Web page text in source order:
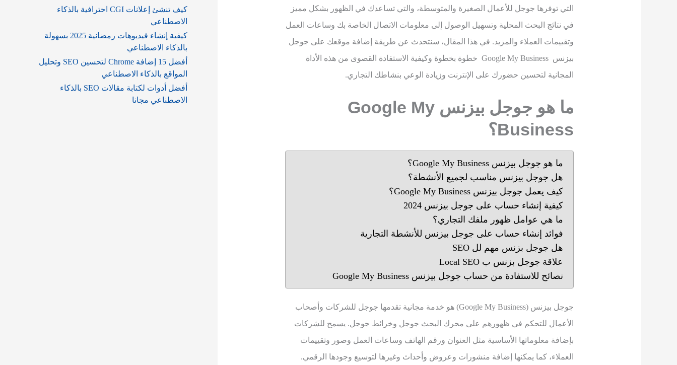
التي توفرها جوجل للأعمال الصغيرة والمتوسطة، والتي تساعدك في الظهور بشكل مميز
في نتائج البحث المحلية وتسهيل الوصول إلى معلومات الاتصال الخاصة بك وساعات العمل
وتقييمات العملاء والمزيد. في هذا المقال، سنتحدث عن طريقة إضافة موقعك على جوجل
بيزنس Google My Business خطوة بخطوة وكيفية الاستفادة القصوى من هذه الأداة
المجانية لتحسين حضورك على الإنترنت وزيادة الوعي بنشاطك التجاري.
ما هو جوجل بيزنسGoogle My
Business؟
ما هو جوجل بيزنس Google My Business؟
هل جوجل بيزنس مناسب لجميع الأنشطة؟
كيف يعمل جوجل بيزنس Google My Business؟
كيفية إنشاء حساب على جوجل بيزنس 2024
ما هي عوامل ظهور ملفك التجاري؟
فوائد إنشاء حساب على جوجل بيزنس للأنشطة التجارية
هل جوجل بزنس مهم لل SEO
علاقة جوجل بزنس ب Local SEO
نصائح للاستفادة من حساب جوجل بيزنس Google My Business
جوجل بيزنس (Google My Business) هو خدمة مجانية تقدمها جوجل للشركات وأصحاب
الأعمال للتحكم في ظهورهم على محرك البحث جوجل وخرائط جوجل. يسمح للشركات
بإضافة معلوماتها الأساسية مثل العنوان ورقم الهاتف وساعات العمل وصور وتقييمات
العملاء، كما يمكنها إضافة منشورات وعروض وأحداث وغيرها لتوسيع وجودها الرقمي.
كيف تنشئ إعلانات CGI احترافية بالذكاء
الاصطناعي
كيفية إنشاء فيديوهات رمضانية 2025 بسهولة
بالذكاء الاصطناعي
أفضل 15 إضافة Chrome لتحسين SEO وتحليل
المواقع بالذكاء الاصطناعي
أفضل أدوات لكتابة مقالات SEO بالذكاء
الاصطناعي مجانا